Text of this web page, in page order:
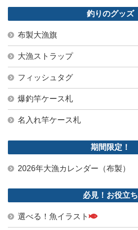
釣りのグッズ
布製大漁旗
大漁ストラップ
フィッシュタグ
爆釣竿ケース札
名入れ竿ケース札
期間限定！
2026年大漁カレンダー（布製）
必見！お役立ち
選べる！魚イラスト